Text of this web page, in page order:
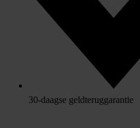
30-daagse geldteruggarantie